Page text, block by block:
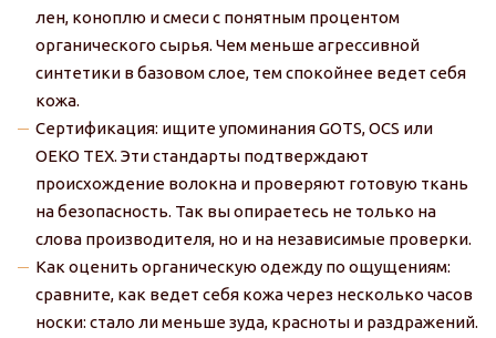
лен, коноплю и смеси с понятным процентом
органического сырья. Чем меньше агрессивной
синтетики в базовом слое, тем спокойнее ведет себя
кожа.
Сертификация: ищите упоминания GOTS, OCS или
OEKO TEX. Эти стандарты подтверждают
происхождение волокна и проверяют готовую ткань
на безопасность. Так вы опираетесь не только на
слова производителя, но и на независимые проверки.
Как оценить органическую одежду по ощущениям:
сравните, как ведет себя кожа через несколько часов
носки: стало ли меньше зуда, красноты и раздражений.